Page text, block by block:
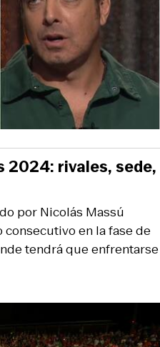
por Nicolás Massú
en la fase de
tendrá que enfrentarse
2024: rivales, sede,